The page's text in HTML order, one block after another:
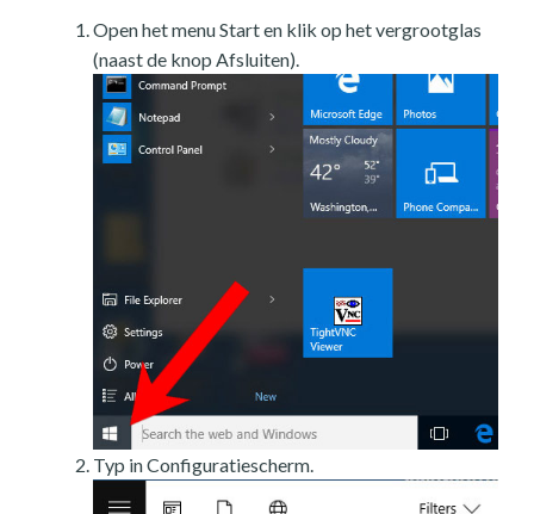
Open het menu Start en klik op het vergrootglas
(naast de knop Afsluiten).
Typ in Configuratiescherm.